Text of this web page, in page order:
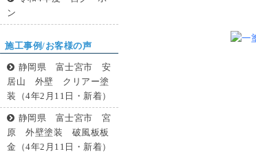
ン
施工事例/お客様の声
静岡県 富士宮市 安
居山 外壁 クリアー塗
装（4年2月11日・新着）
静岡県 富士宮市 宮
原 外壁塗装 破風板板
金（4年2月11日・新着）